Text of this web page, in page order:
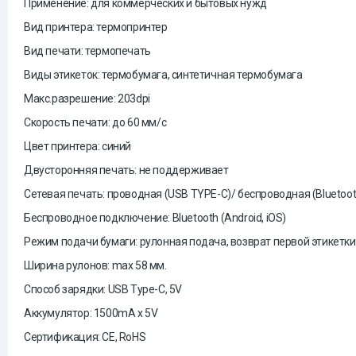
Применение: для коммерческих и бытовых нужд
Вид принтера: термопринтер
Вид печати: термопечать
Виды этикеток: термобумага, синтетичная термобумага
Макс.разрешение: 203dpi
Скорость печати: до 60 мм/с
Цвет принтера: синий
Двусторонняя печать: не поддерживает
Сетевая печать: проводная (USB TYPE-C)/ беспроводная
Беспроводное подключение: Bluetooth (Android, iOS)
Режим подачи бумаги: рулонная подача, возврат первой этикетки
Ширина рулонов: max 58 мм.
Способ зарядки: USB Type-C, 5V
Аккумулятор: 1500mA x 5V
Сертификация: CE, RoHS